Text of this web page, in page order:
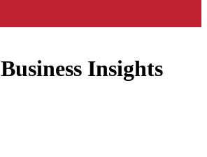
Business Insights